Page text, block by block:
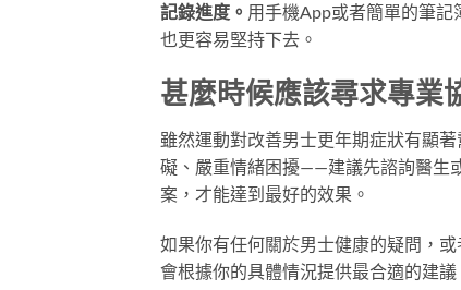
記錄進度。 用手機App或者簡單的筆記
也更容易堅持下去。
甚麼時候應該尋求專業
雖然運動對改善男士更年期症狀有顯
礙、嚴重情緒困擾——建議先諮詢醫生
案，才能達到最好的效果。
如果你有任何關於男士健康的疑問，
會根據你的具體情況提供最合適的建議